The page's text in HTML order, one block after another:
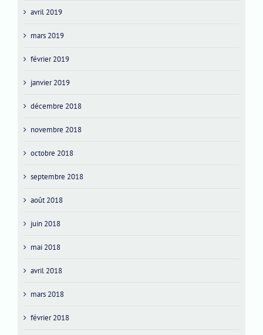
avril 2019
mars 2019
février 2019
janvier 2019
décembre 2018
novembre 2018
octobre 2018
septembre 2018
août 2018
juin 2018
mai 2018
avril 2018
mars 2018
février 2018